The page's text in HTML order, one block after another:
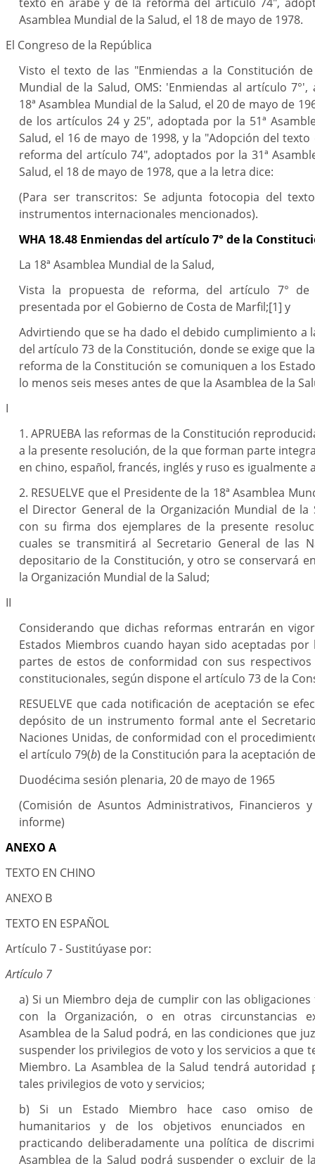
Asamblea Mundial de la Salud, el 18 de mayo de 1978.
El Congreso de la República
Visto el texto de las "Enmiendas a la Constitución
Mundial de la Salud, OMS: 'Enmiendas al artículo
18ª Asamblea Mundial de la Salud, el 20 de mayo de
de los artículos 24 y 25", adoptada por la 51ª
Salud, el 16 de mayo de 1998, y la "Adopción del
reforma del artículo 74", adoptados por la 31ª
Salud, el 18 de mayo de 1978, que a la letra dice:
(Para ser transcritos: Se adjunta fotocopia del
instrumentos internacionales mencionados).
WHA 18.48 Enmiendas del artículo 7° de la
La 18ª Asamblea Mundial de la Salud,
Vista la propuesta de reforma, del artículo 7° de
presentada por el Gobierno de Costa de Marfil;[1] y
Advirtiendo que se ha dado el debido cumplimiento a
del artículo 73 de la Constitución, donde se exige que
reforma de la Constitución se comuniquen a los
lo menos seis meses antes de que la Asamblea de la
I
1. APRUEBA las reformas de la Constitución
a la presente resolución, de la que forman parte
en chino, español, francés, inglés y ruso es igualmente
2. RESUELVE que el Presidente de la 18ª Asamblea
el Director General de la Organización Mundial de la
con su firma dos ejemplares de la presente
cuales se transmitirá al Secretario General de las
depositario de la Constitución, y otro se conservará
la Organización Mundial de la Salud;
II
Considerando que dichas reformas entrarán en
Estados Miembros cuando hayan sido aceptadas
partes de estos de conformidad con sus
constitucionales, según dispone el artículo 73 de la
RESUELVE que cada notificación de aceptación se
depósito de un instrumento formal ante el
Naciones Unidas, de conformidad con el
el artículo 79(b) de la Constitución para la aceptación
Duodécima sesión plenaria, 20 de mayo de 1965
(Comisión de Asuntos Administrativos, Financieros
informe)
ANEXO A
TEXTO EN CHINO
ANEXO B
TEXTO EN ESPAÑOL
Artículo 7 - Sustitúyase por:
Artículo 7
a) Si un Miembro deja de cumplir con las
con la Organización, o en otras circunstancias
Asamblea de la Salud podrá, en las condiciones que
suspender los privilegios de voto y los servicios a que
Miembro. La Asamblea de la Salud tendrá autoridad
tales privilegios de voto y servicios;
b) Si un Estado Miembro hace caso omiso
humanitarios y de los objetivos enunciados en
practicando deliberadamente una política de
Asamblea de la Salud podrá suspender o excluir de